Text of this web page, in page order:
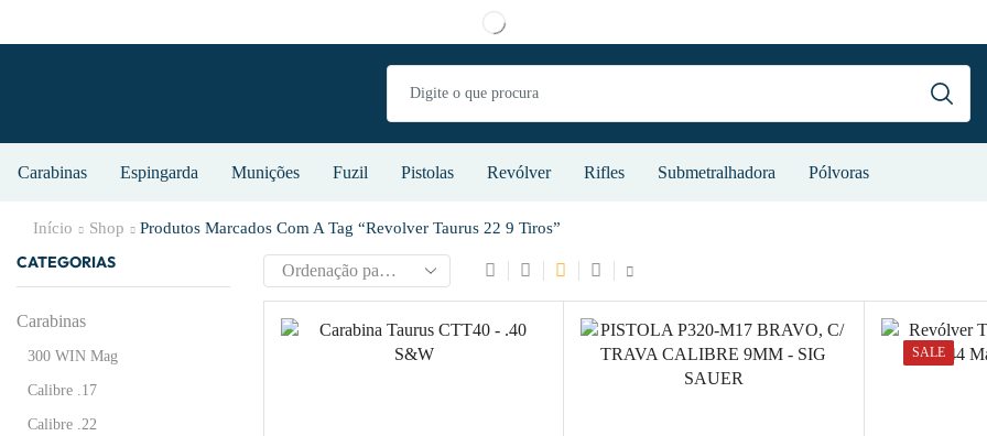
Carabinas Espingarda Munições Fuzil Pistolas Revólver Rifles Submetralhadora Pólvoras
Início Shop Produtos Marcados Com A Tag “revolver Taurus 22 9 Tiros”
SALE
CATEGORIAS
Carabinas
300 WIN Mag
Calibre .17
Calibre .22